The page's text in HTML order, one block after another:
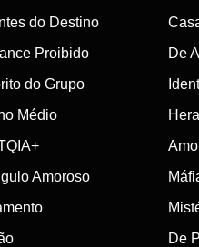
do Destino
Proibido
De
do Grupo
Médio
Amoroso
De